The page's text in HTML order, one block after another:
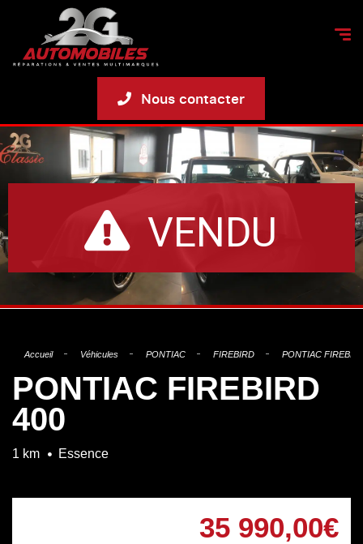
Nous contacter
VENDU
Accueil Véhicules PONTIAC FIREBIRD PONTIAC
PONTIAC FIREBIRD
400
1 km Essence
35 990,00€